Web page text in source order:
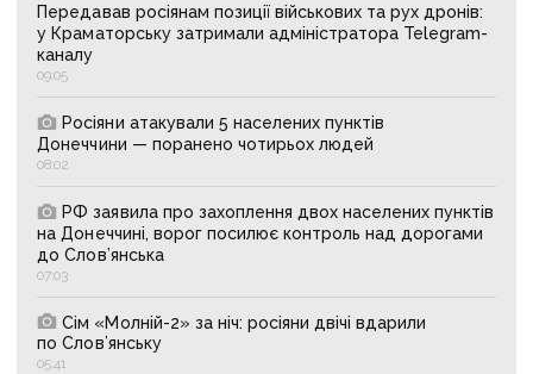
Передавав росіянам позиції військових та рух дронів:
у Краматорську затримали адміністратора Telegram-
каналу
09:05
Росіяни атакували 5 населених пунктів
Донеччини — поранено чотирьох людей
08:02
РФ заявила про захоплення двох населених пунктів
на Донеччині, ворог посилює контроль над дорогами
до Слов’янська
07:03
Сім «Молній-2» за ніч: росіяни двічі вдарили
по Слов’янську
05:41